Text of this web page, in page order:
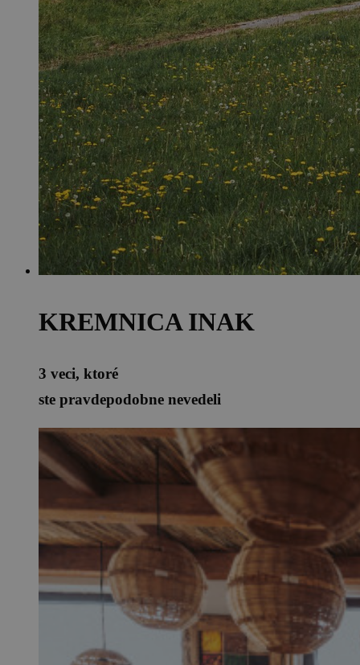
KREMNICA INAK
3 veci, ktoré
ste pravdepodobne nevedeli